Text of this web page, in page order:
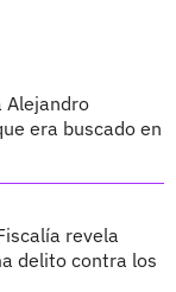
Alejandro
era buscado en
revela
delito contra los